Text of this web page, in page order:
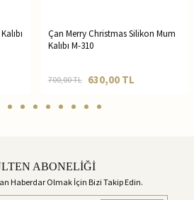
Çan Merry Christmas Silikon Mum
Kalıbı M-310
700,00TL 630,00TL
ABONELİĞİ
Haberdar Olmak İçin Bizi Takip Edin.